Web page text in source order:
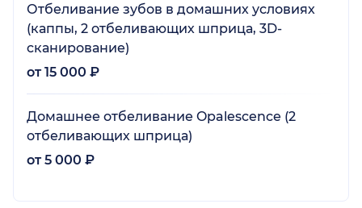
Отбеливание зубов в домашних условиях
(каппы, 2 отбеливающих шприца, 3D-
cканирование)
от 15 000 ₽
Домашнее отбеливание Opalescence (2
отбеливающих шприца)
от 5 000 ₽